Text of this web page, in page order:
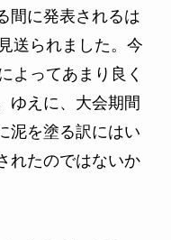
間に発表されるは
送られました。今
よってあまり良く
ゆえに、大会期間
泥を塗る訳にはい
れたのではないか